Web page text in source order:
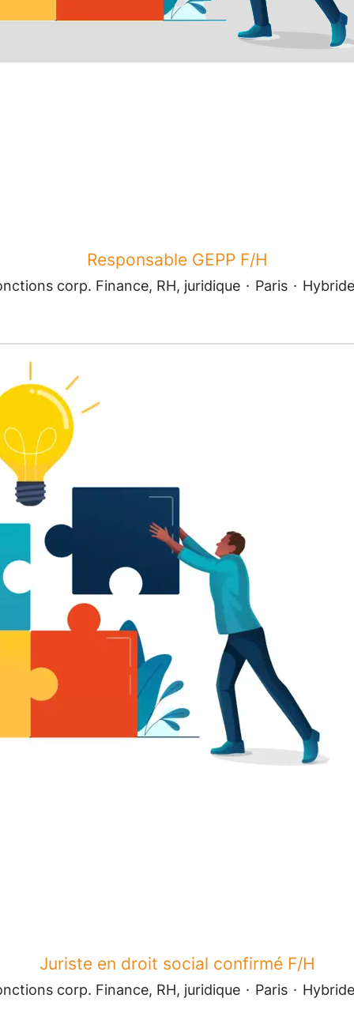
Responsable GEPP F/H
corp. Finance, RH, juridique · Paris · Hybride
Juriste en droit social confirmé F/H
corp. Finance, RH, juridique · Paris · Hybride